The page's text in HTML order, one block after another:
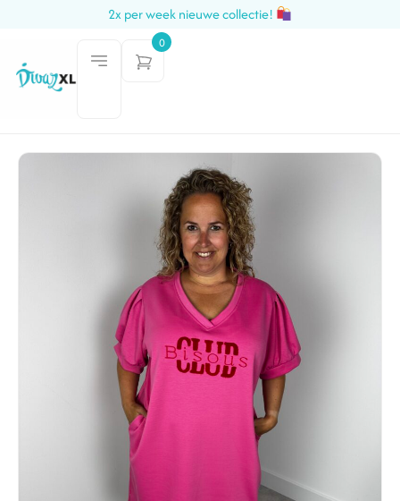
2x per week nieuwe collectie!
0